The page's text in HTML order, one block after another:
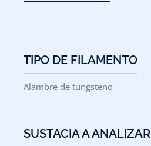
TIPO DE FILAMENTO
Alambre de tungsteno
SUSTACIA A ANALIZAR